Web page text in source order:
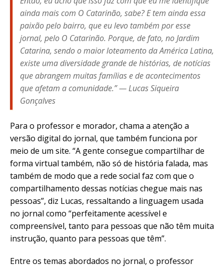
ainda mais com O Catarinão, sabe? E tem ainda essa
paixão pelo bairro, que eu levo também por esse
jornal, pelo O Catarinão. Porque, de fato, no Jardim
Catarina, sendo o maior loteamento da América Latina,
existe uma diversidade grande de histórias, de notícias
que abrangem muitas famílias e de acontecimentos
que afetam a comunidade.” — Lucas Siqueira
Gonçalves
Para o professor e morador, chama a atenção a
versão digital do jornal, que também funciona por
meio de um site. “A gente consegue compartilhar de
forma virtual também, não só de história falada, mas
também de modo que a rede social faz com que o
compartilhamento dessas notícias chegue mais nas
pessoas”, diz Lucas, ressaltando a linguagem usada
no jornal como “perfeitamente acessível e
compreensível, tanto para pessoas que não têm muita
instrução, quanto para pessoas que têm”.
Entre os temas abordados no jornal, o professor